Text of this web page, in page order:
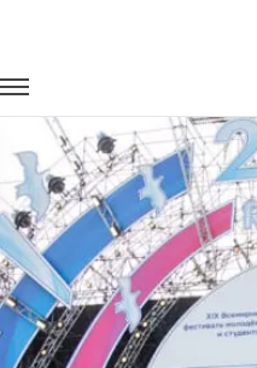
XIX Всемирный фестиваль